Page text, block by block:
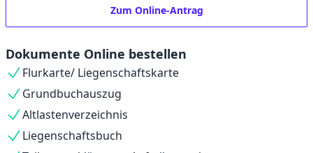
Zum Online-Antrag
Dokumente Online bestellen
Flurkarte/ Liegenschaftskarte
Grundbuchauszug
Altlastenverzeichnis
Liegenschaftsbuch